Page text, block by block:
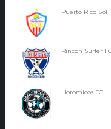
Puerto Rico Sol
Rincón Surfer FC
Horomicos FC